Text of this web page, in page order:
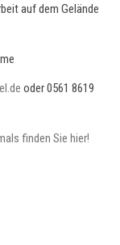
auf dem Gelände
oder 0561 8619
finden Sie hier!